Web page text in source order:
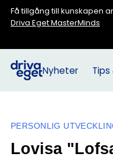
Få tillgång till kunskapen
Driva Eget MasterMinds
Nyheter
PERSONLIG
Lovisa